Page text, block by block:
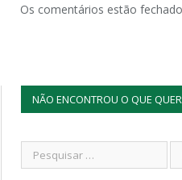
Os comentários estão
NÃO ENCONTROU O QUE